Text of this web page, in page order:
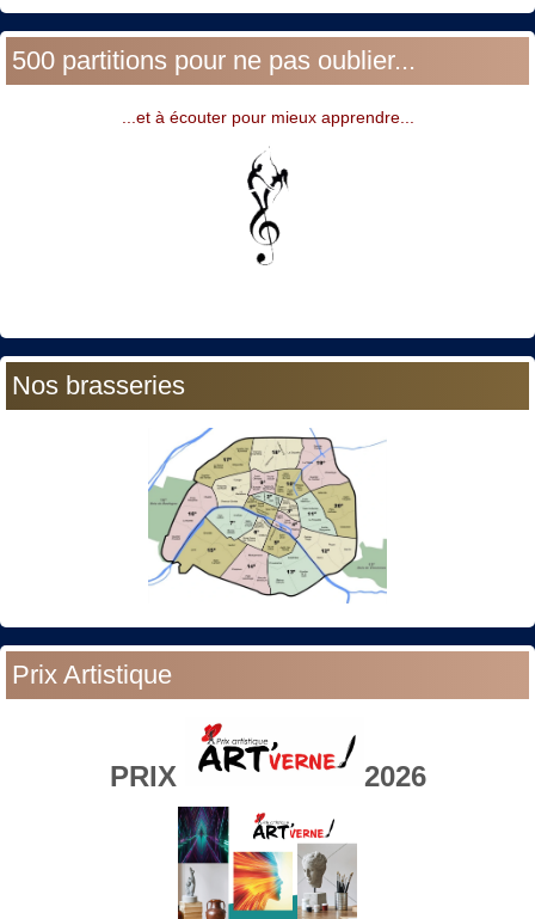
500 partitions pour ne pas oublier...
...et à écouter pour mieux apprendre...
Nos brasseries
Prix Artistique
PRIX 2026